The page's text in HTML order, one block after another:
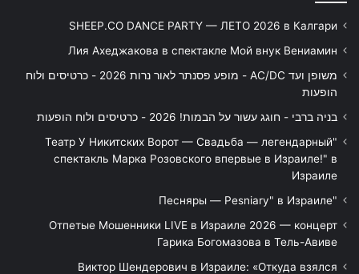
SHEEP.CO DANCE PARTY — ЛЕТО 2026 в Калгари
Лия Ахеджакова в спектакле Мой внук Вениамин
משופן ועד AC/DC - מופע פסנתר לאור נרות 2026 - כרטיסים ולוח
הופעות
בניה ברבי - חוגג עשור על הבמות! 2026 - כרטיסים ולוח הופעות
"Театр У Никитских Ворот — Свадьба — легендарный
спектакль Марка Розовского впервые в Израиле!" в
Израиле
"Песняры — Pesniary" в Израиле
Отпетые Мошенники LIVE в Израиле 2026 — концерт
Гарика Богомазова в Тель-Авиве
Виктор Шендерович в Израиле: «Откуда взялся